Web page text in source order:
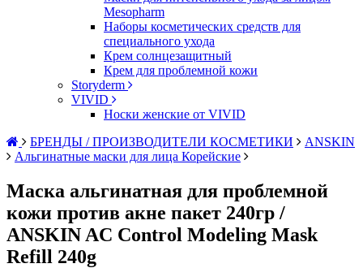
Mesopharm
Наборы косметических средств для
специального ухода
Крем солнцезащитный
Крем для проблемной кожи
Storyderm
VIVID
Носки женские от VIVID
БРЕНДЫ / ПРОИЗВОДИТЕЛИ КОСМЕТИКИ
ANSKIN
Альгинатные маски для лица Корейские
Маска альгинатная для проблемной
кожи против акне пакет 240гр /
ANSKIN AC Control Modeling Mask
Refill 240g